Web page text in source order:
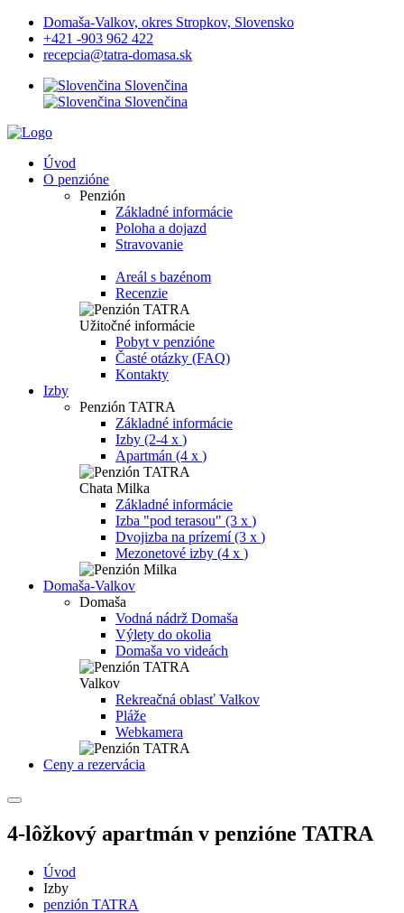
Domaša-Valkov, okres Stropkov, Slovensko
+421 -903 962 422
recepcia@tatra-domasa.sk
Slovenčina
Slovenčina
Úvod
O penzióne
Penzión
Základné informácie
Poloha a dojazd
Stravovanie
Areál s bazénom
Recenzie
Užitočné informácie
Pobyt v penzióne
Časté otázky (FAQ)
Kontakty
Izby
Penzión TATRA
Základné informácie
Izby (2-4 x )
Apartmán (4 x )
Chata Milka
Základné informácie
Izba "pod terasou" (3 x )
Dvojizba na prízemí (3 x )
Mezonetové izby (4 x )
Domaša-Valkov
Domaša
Vodná nádrž Domaša
Výlety do okolia
Domaša vo videách
Valkov
Rekreačná oblasť Valkov
Pláže
Webkamera
Ceny a rezervácia
4-lôžkový apartmán v penzióne TATRA
Úvod
Izby
penzión TATRA